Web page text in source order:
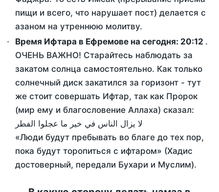
пищи и всего, что нарушает пост) делается с
азаном на утреннюю молитву.
Время Ифтара в Ефремове на сегодня: 20:12 .
ОЧЕНЬ ВАЖНО! Старайтесь наблюдать за
закатом солнца самостоятельно. Как только
солнечный диск закатился за горизонт - тут
же стоит совершать Ифтар, так как Пророк
(мир ему и благословение Аллаха) сказал:
لا يزال الناس في خير ما عجلوا الفطر
«Люди будут пребывать во благе до тех пор,
пока будут торопиться с ифтаром» (Хадис
достоверный, передали Бухари и Муслим).